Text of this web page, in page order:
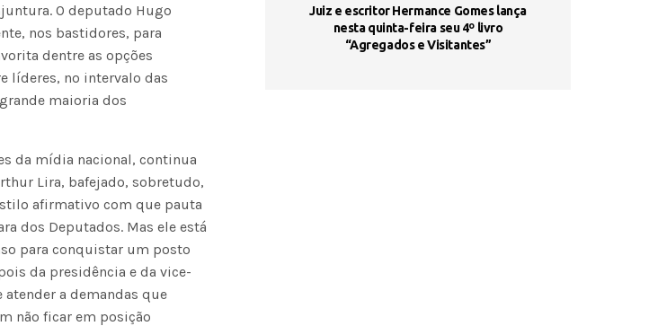
O deputado Hugo
nos bastidores, para
dentre as opções
líderes, no intervalo das
maioria dos
da mídia nacional, continua
Lira, bafejado, sobretudo,
afirmativo com que pauta
dos Deputados. Mas ele está
para conquistar um posto
da presidência e da vice-
a demandas que
não ficar em posição
Voo cancelado, bagagem extraviada e
cobranças indevidas: saiba quais são
os seus direitos
Juiz e escritor Hermance Gomes lança
nesta quinta-feira seu 4º livro
“Agregados e Visitantes”